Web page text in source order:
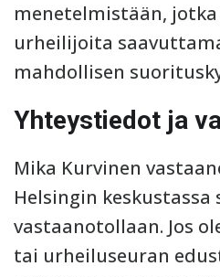
menetelmistään,
urheilijoita
mahdollisen
Yhteystiedot ja
Mika Kurvinen
Helsingin keskustassa
vastaanotollaan. Jos
tai urheiluseuran